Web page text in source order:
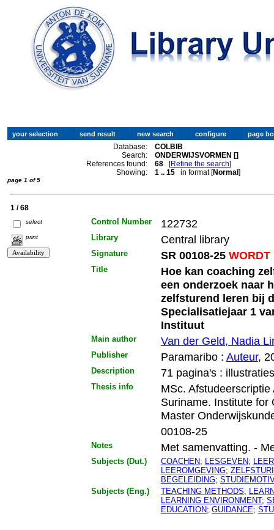
Database:
COLBIB
Search:
ONDERWIJSVORMEN []
References found:
68 [Refine the search]
Showing:
1 .. 15 in format [Normal]
page 1 of 5
1 / 68
select
print
Control Number 122732
Library Central library
Signature SR 00108-25WORDT
Title
Hoe kan coaching
een onderzoek naar
zelfsturend leren bij
Specialisatiejaar 1
Instituut
Main author Van der Geld, Nadia
Publisher Paramaribo : Auteur,
Description 71 pagina's : illustraties
Thesis info
MSc.
Suriname. Institute for
Master
00108-25
Notes Met samenvatting. -
Subjects (Dut.) COACHEN; LESGEVEN;
LEEROMGEVING;
BEGELEIDING;
Subjects (Eng.)
TEACHING METHODS;
LEARNING ENVIRONMENT;
EDUCATION; GUIDANCE;